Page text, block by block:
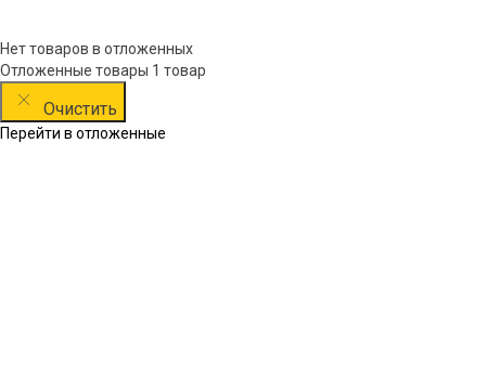
Нет товаров в отложенных
Отложенные товары 1 товар
Очистить
Перейти в отложенные